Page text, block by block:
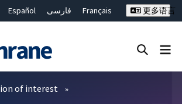
Español فارسی
Français
更多语言
of interest